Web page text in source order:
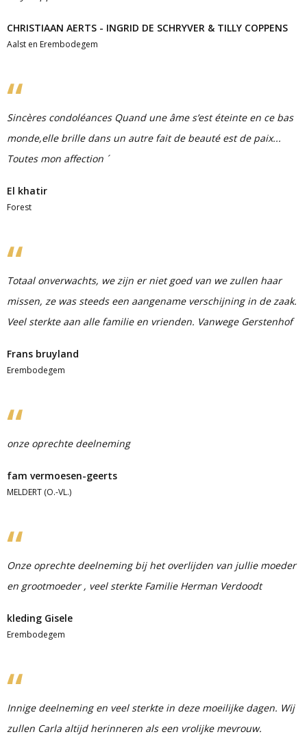
CHRISTIAAN AERTS - INGRID DE SCHRYVER & TILLY COPPENS
Aalst en Erembodegem
Sincères condoléances Quand une âme s’est éteinte en ce bas
monde,elle brille dans un autre fait de beauté est de paix...
Toutes mon affection ´
El khatir
Forest
Totaal onverwachts, we zijn er niet goed van we zullen haar
missen, ze was steeds een aangename verschijning in de zaak.
Veel sterkte aan alle familie en vrienden. Vanwege Gerstenhof
Frans bruyland
Erembodegem
onze oprechte deelneming
fam vermoesen-geerts
MELDERT (O.-VL.)
Onze oprechte deelneming bij het overlijden van jullie moeder
en grootmoeder , veel sterkte Familie Herman Verdoodt
kleding Gisele
Erembodegem
Innige deelneming en veel sterkte in deze moeilijke dagen. Wij
zullen Carla altijd herinneren als een vrolijke mevrouw.